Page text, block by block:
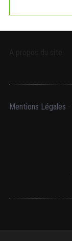
Mentions Légales